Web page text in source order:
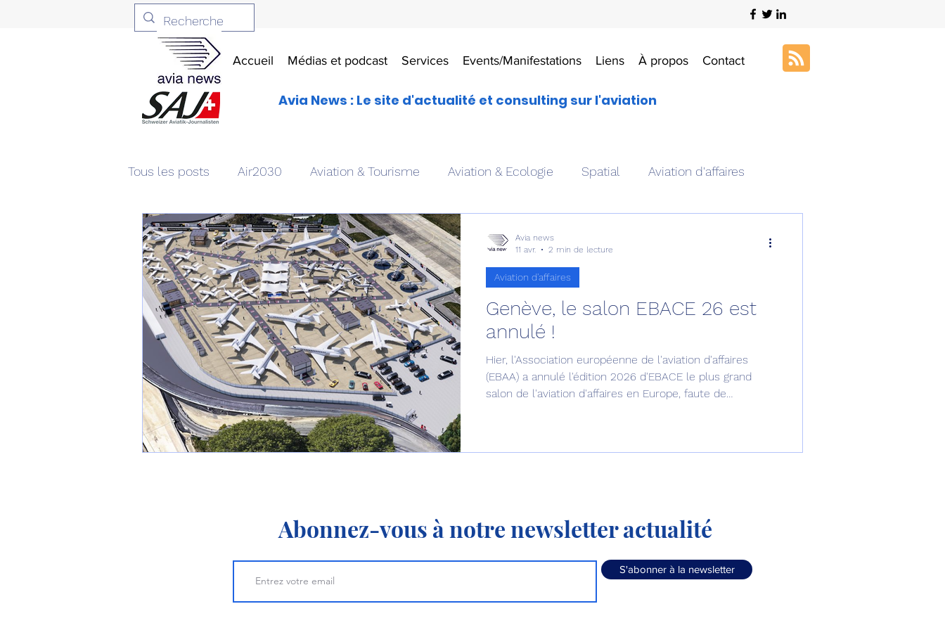
Accueil Médias et podcast Services Events/Manifestations Liens À propos Contact
Avia News : Le site d'actualité et consulting sur l'aviation
Tous les posts Air2030 Aviation & Tourisme Aviation & Ecologie Spatial Aviation d'affaires
Aviation & Défense Livres Drones aériens
Patrimoine aéronautique Avionique & pilotage Avion expérimental
1 er avril Motorisation Défense sol-air DSA Amphibie Drones
Shenyang J-35 Bombardier Global 6500 Fret aérien Salon Aéronautique de Dubaï 25
Airbus H145M Opération militaire au Vénézuela Simulateur avion de combat Avionneurs
Genève, le salon EBACE 26 est
annulé !
Hier, l'Association européenne de l'aviation d'affaires
(EBAA) a annulé l'édition 2026 d'EBACE le plus grand
salon de l'aviation d'affaires en Europe, faute de
Aviation d'affaires
Avia news
11 avr.
2 min de lecture
Abonnez-vous à notre newsletter actualité
S'abonner à la newsletter